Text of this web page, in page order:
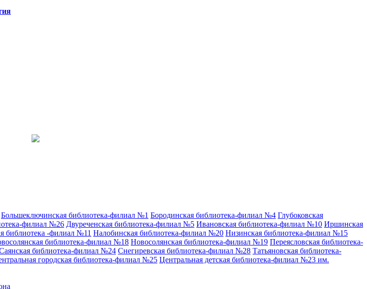
Большеключинская библиотека-филиал №1 Бородинская библиотека-филиал №4 Глубоковская
филиал №26 Двуреченская библиотека-филиал №5 Ивановская библиотека-филиал №10 Иршинская
библиотека -филиал №11 Налобинская библиотека-филиал №20 Низинская библиотека-филиал №15
библиотека-филиал №18 Новосолянская библиотека-филиал №19 Переясловская библиотека-
библиотека-филиал №24 Снегиревская библиотека-филиал №28 Татьяновская библиотека-
городская библиотека-филиал №25 Центральная детская библиотека-филиал №23 им.